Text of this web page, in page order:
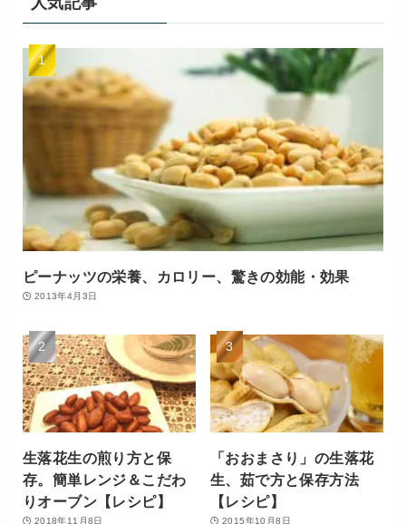
ピーナッツの栄養、カロリー、驚きの効能・効果
2013年4月3日
生落花生の煎り方と保
存。簡単レンジ＆こだわ
りオーブン【レシピ】
2018年11月8日
「おおまさり」の生落花
生、茹で方と保存方法
【レシピ】
2015年10月8日